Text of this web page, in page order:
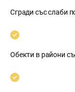
Сгради със слаби
Обекти в райони